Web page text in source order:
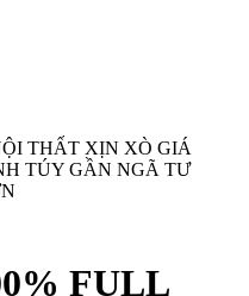
THẤT XỊN XÒ GIÁ
TÚY GẦN NGÃ TƯ
FULL